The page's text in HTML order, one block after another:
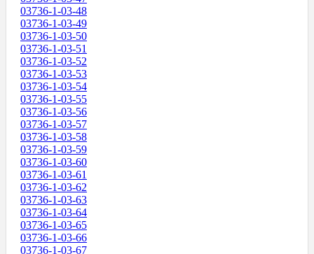
03736-1-03-48
03736-1-03-49
03736-1-03-50
03736-1-03-51
03736-1-03-52
03736-1-03-53
03736-1-03-54
03736-1-03-55
03736-1-03-56
03736-1-03-57
03736-1-03-58
03736-1-03-59
03736-1-03-60
03736-1-03-61
03736-1-03-62
03736-1-03-63
03736-1-03-64
03736-1-03-65
03736-1-03-66
03736-1-03-67